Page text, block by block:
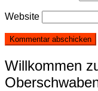
Website
Willkommen